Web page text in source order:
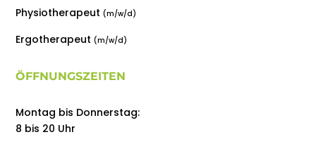
Physiotherapeut(m/w/d)
Ergotherapeut(m/w/d)
ÖFFNUNGSZEITEN
Montag bis Donnerstag:
8 bis 20 Uhr